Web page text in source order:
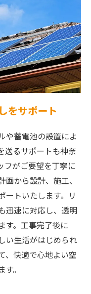
をサポート
や蓄電池の設置によ
送るサポートも神奈
フがご要望を丁寧に
から設計、施工、
ートいたします。リ
迅速に対応し、透明
す。工事完了後に
い生活がはじめられ
、快適で心地よい空
。